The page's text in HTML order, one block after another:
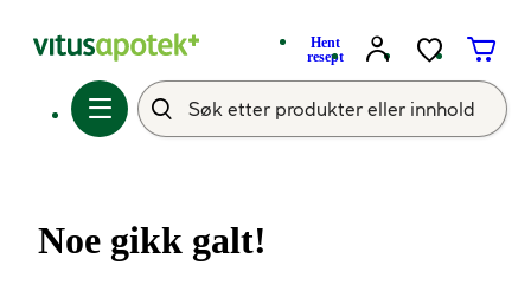
Hent
resept
Noe gikk galt!